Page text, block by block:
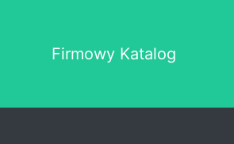
Firmowy Katalog